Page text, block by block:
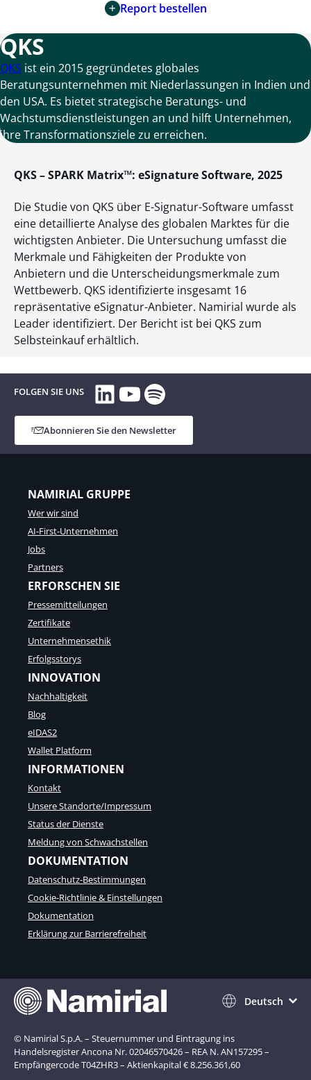
Report bestellen
QKS
QKS ist ein 2015 gegründetes globales
Beratungsunternehmen mit Niederlassungen in Indien und
den USA. Es bietet strategische Beratungs- und
Wachstumsdienstleistungen an und hilft Unternehmen,
ihre Transformationsziele zu erreichen.
QKS – SPARK Matrix™: eSignature Software, 2025
Die Studie von QKS über E-Signatur-Software umfasst
eine detaillierte Analyse des globalen Marktes für die
wichtigsten Anbieter. Die Untersuchung umfasst die
Merkmale und Fähigkeiten der Produkte von
Anbietern und die Unterscheidungsmerkmale zum
Wettbewerb. QKS identifizierte insgesamt 16
repräsentative eSignatur-Anbieter. Namirial wurde als
Leader identifiziert. Der Bericht ist bei QKS zum
Selbsteinkauf erhältlich.
FOLGEN SIE UNS LinkedIn
YouTube
Spotify
Abonnieren Sie den Newsletter
NAMIRIAL GRUPPE
Wer wir sind
AI-First-Unternehmen
Jobs
Partners
ERFORSCHEN SIE
Pressemitteilungen
Zertifikate
Unternehmensethik
Erfolgsstorys
INNOVATION
Nachhaltigkeit
Blog
eIDAS2
Wallet Platform
INFORMATIONEN
Kontakt
Unsere Standorte/Impressum
Status der Dienste
Meldung von Schwachstellen
DOKUMENTATION
Datenschutz-Bestimmungen
Cookie-Richtlinie & Einstellungen
Dokumentation
Erklärung zur Barrierefreiheit
Deutsch
© Namirial S.p.A. – Steuernummer und Eintragung ins
Handelsregister Ancona Nr. 02046570426 – REA N. AN157295 –
Empfängercode T04ZHR3 – Aktienkapital € 8.256.361,60